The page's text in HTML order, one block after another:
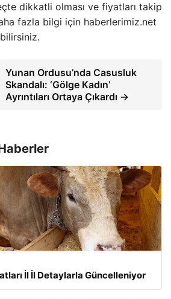
dikkatli olması ve fiyatları takip
fazla bilgi için haberlerimiz.net
Yunan Ordusu’nda Casusluk
Skandalı: ‘Gölge Kadın’
Ayrıntıları Ortaya Çıkardı →
İl İl Detaylarla Güncelleniyor